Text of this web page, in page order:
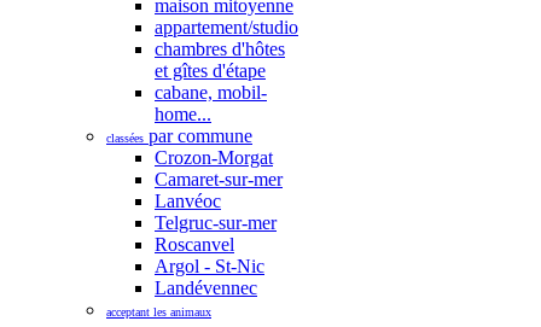
maison mitoyenne
appartement/studio
chambres d'hôtes
et gîtes d'étape
cabane, mobil-
home...
classées par commune
Crozon-Morgat
Camaret-sur-mer
Lanvéoc
Telgruc-sur-mer
Roscanvel
Argol - St-Nic
Landévennec
acceptant les animaux